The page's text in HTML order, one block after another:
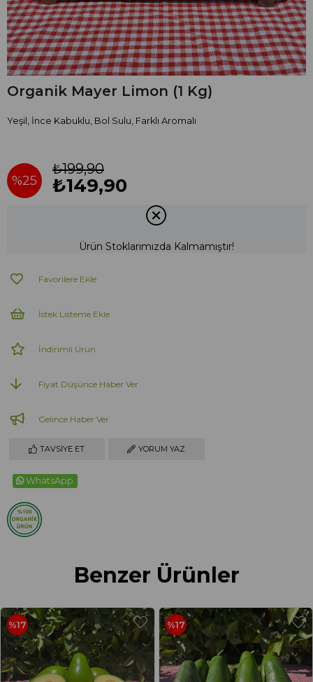
Organik Mayer Limon (1 Kg)
Yeşil, İnce Kabuklu, Bol Sulu, Farklı Aromalı
%25
₺199,90
₺149,90
Ürün Stoklarımızda Kalmamıştır!
Favorilere Ekle
İstek Listeme Ekle
İndirimli Ürün
Fiyat Düşünce Haber Ver
Gelince Haber Ver
TAVSIYE ET YORUM YAZ
WhatsApp
Benzer Ürünler
%17 %17